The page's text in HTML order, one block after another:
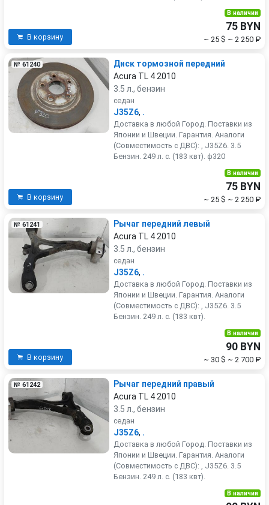
В корзину
В наличии
75 BYN
~ 25 $ ~ 2 250 ₽
№ 61240
Диск тормозной передний
Acura TL 4 2010
3.5 л., бензин
седан
J35Z6, .
Доставка в любой Город. Поставки из
Японии и Швеции. Гарантия. Аналоги
(Совместимость с ДВС): , J35Z6. 3.5
Бензин. 249 л. с. (183 квт). ф320
В корзину
В наличии
75 BYN
~ 25 $ ~ 2 250 ₽
№ 61241
Рычаг передний левый
Acura TL 4 2010
3.5 л., бензин
седан
J35Z6, .
Доставка в любой Город. Поставки из
Японии и Швеции. Гарантия. Аналоги
(Совместимость с ДВС): , J35Z6. 3.5
Бензин. 249 л. с. (183 квт).
В корзину
В наличии
90 BYN
~ 30 $ ~ 2 700 ₽
№ 61242
Рычаг передний правый
Acura TL 4 2010
3.5 л., бензин
седан
J35Z6, .
Доставка в любой Город. Поставки из
Японии и Швеции. Гарантия. Аналоги
(Совместимость с ДВС): , J35Z6. 3.5
Бензин. 249 л. с. (183 квт).
В наличии